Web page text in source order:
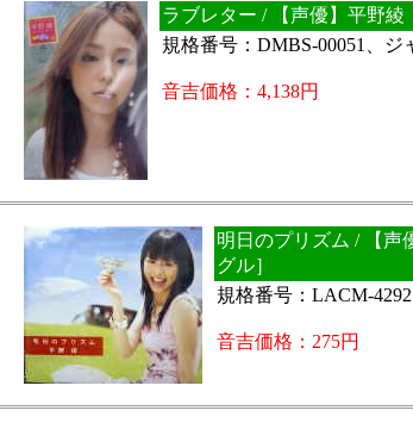
ラブレター / 【声優】平野綾
規格番号：DMBS-00051、
音吉価格：4,138円
明日のプリズム / 【声
グル］
規格番号：LACM-
音吉価格：275円